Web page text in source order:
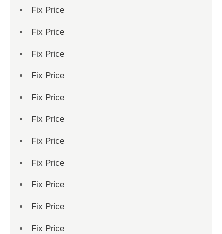
Fix Price
Fix Price
Fix Price
Fix Price
Fix Price
Fix Price
Fix Price
Fix Price
Fix Price
Fix Price
Fix Price